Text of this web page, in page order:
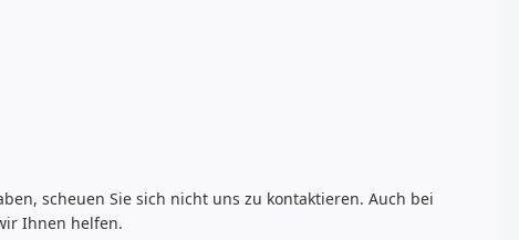
scheuen Sie sich nicht uns zu kontaktieren. Auch bei
Ihnen helfen.